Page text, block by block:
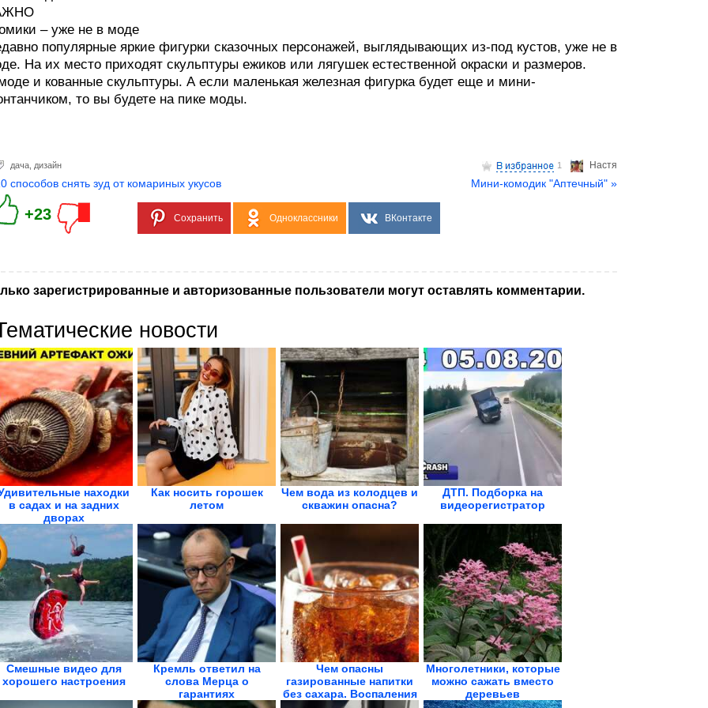
– уже не в моде
популярные яркие фигурки сказочных персонажей, выглядывающих из-под кустов, уже не в
На их место приходят скульптуры ежиков или лягушек естественной окраски и размеров.
и кованные скульптуры. А если маленькая железная фигурка будет еще и мини-
то вы будете на пике моды.
Настя
1
дача дизайн
способов снять зуд от комариных укусов Мини-комодик "Аптечный" »
+23 Сохранить Одноклассники ВКонтакте
зарегистрированные и авторизованные пользователи могут оставлять комментарии.
новости
находки
в садах и на задних
дворах
Как носить горошек
летом
Чем вода из колодцев и
скважин опасна?
ДТП. Подборка на
видеорегистратор
Смешные видео для
хорошего настроения
Кремль ответил на
слова Мерца о
гарантиях
Чем опасны
газированные напитки
без сахара. Воспаления
Многолетники, которые
можно сажать вместо
деревьев